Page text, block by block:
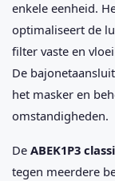
enkele eenheid.
optimaliseert de
filter vaste en
De
het masker en
omstandigheden.
De ABEK1P3
tegen meerdere